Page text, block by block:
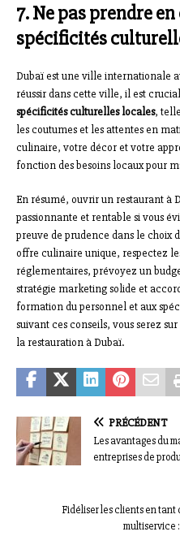
7. Ne pas prendre
spécificités
Dubaï est une ville internationale
réussir dans cette ville, il est
spécificités culturelles locales,
les coutumes et les attentes en
culinaire, votre décor et votre
fonction des besoins locaux pour
En résumé, ouvrir un restaurant à
passionnante et rentable si vous
preuve de prudence dans le choix
offre culinaire unique, respectez
réglementaires, prévoyez un
stratégie marketing solide et
formation du personnel et aux
suivant ces conseils, vous serez
la restauration à Dubaï.
PRÉCÉDENT
Les avantages du
entreprises de
Fidéliser les clients en tant
multiservice